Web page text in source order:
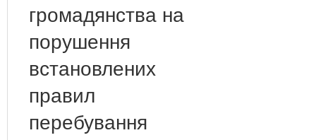
громадянства на
порушення
встановлених
правил
перебування